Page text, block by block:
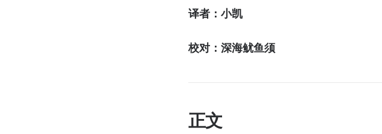
译者：小凯
校对：深海鱿鱼须
正文